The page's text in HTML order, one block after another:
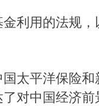
利用的法规
太平洋保险
对中国经济前